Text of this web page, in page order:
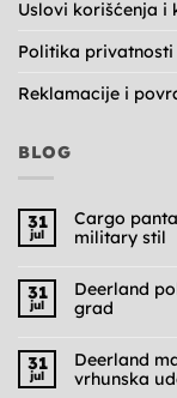
Uslovi korišćenja i
Politika privatnosti
Reklamacije i
BLOG
31
jul
Cargo
military stil
na
Cargo
pantalone
muške
Praktičnost,
udobnost
i
military
31
jul
Deerland
grad
na
Deerland
polo
31
jul
Deerland
vrhunska